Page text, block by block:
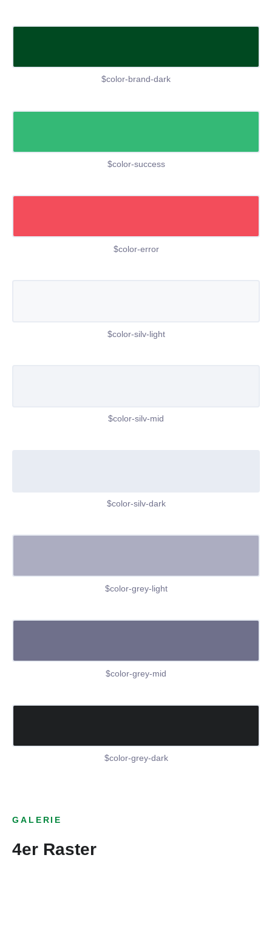
$color-brand-dark
$color-success
$color-error
$color-silv-light
$color-silv-mid
$color-silv-dark
$color-grey-light
$color-grey-mid
$color-grey-dark
GALERIE
4er Raster